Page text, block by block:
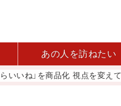
あの人を訪ねたい
商品化 視点を変えて壁を越える